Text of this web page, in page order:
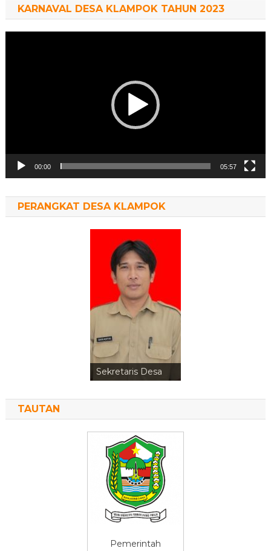
KARNAVAL DESA KLAMPOK TAHUN 2023
00:00 05:57
PERANGKAT DESA KLAMPOK
Sekretaris Desa
Kepala Urusan
Perencanaan
TAUTAN
Pemerintah